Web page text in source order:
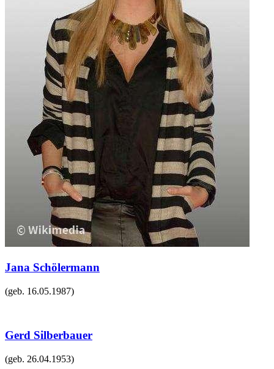
Jana Schölermann
(geb. 16.05.1987)
Gerd Silberbauer
(geb. 26.04.1953)